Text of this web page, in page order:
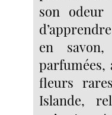
son
en
parfumées,
fleurs
Islande,